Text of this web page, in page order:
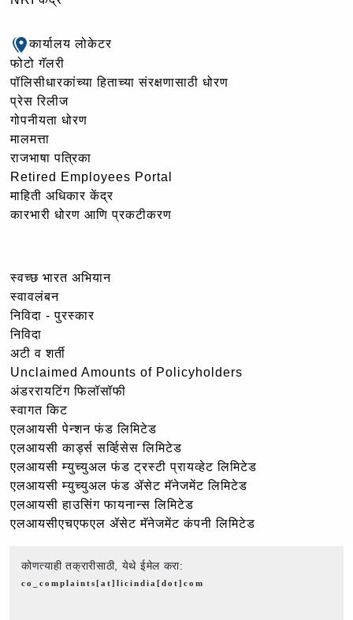
कार्यालय लोकेटर
फोटो गॅलरी
पॉलिसीधारकांच्या हिताच्या संरक्षणासाठी धोरण
प्रेस रिलीज
गोपनीयता धोरण
मालमत्ता
राजभाषा पत्रिका
Retired Employees Portal
माहिती अधिकार केंद्र
कारभारी धोरण आणि प्रकटीकरण
स्वच्छ भारत अभियान
स्वावलंबन
निविदा - पुरस्कार
निविदा
अटी व शर्ती
Unclaimed Amounts of Policyholders
अंडररायटिंग फिलॉसॉफी
स्वागत किट
एलआयसी पेन्शन फंड लिमिटेड
एलआयसी कार्ड्स सर्व्हिसेस लिमिटेड
एलआयसी म्युच्युअल फंड ट्रस्टी प्रायव्हेट लिमिटेड
एलआयसी म्युच्युअल फंड ॲसेट मॅनेजमेंट लिमिटेड
एलआयसी हाउसिंग फायनान्स लिमिटेड
एलआयसीएचएफएल ॲसेट मॅनेजमेंट कंपनी लिमिटेड
कोणत्याही तक्रारीसाठी, येथे ईमेल करा:
co_complaints[at]licindia[dot]com